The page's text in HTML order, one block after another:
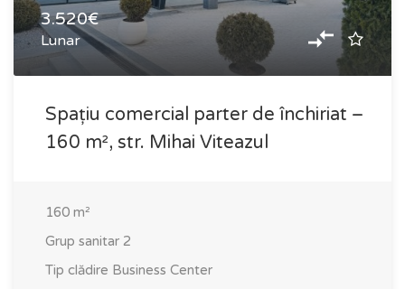
3.520€
Lunar
Spațiu comercial parter de închiriat –
160 m², str. Mihai Viteazul
160 m²
Grup sanitar 2
Tip clădire Business Center